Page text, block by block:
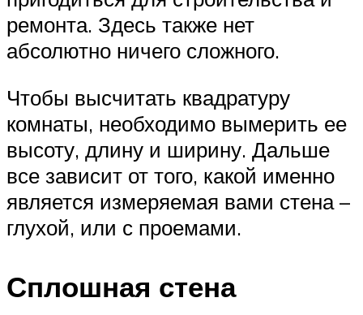
ремонта. Здесь также нет
абсолютно ничего сложного.
Чтобы высчитать квадратуру
комнаты, необходимо вымерить ее
высоту, длину и ширину. Дальше
все зависит от того, какой именно
является измеряемая вами стена –
глухой, или с проемами.
Сплошная стена